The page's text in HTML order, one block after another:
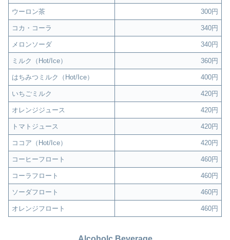
ウーロン茶 300円
コカ・コーラ 340円
メロンソーダ 340円
ミルク（Hot/Ice） 360円
はちみつミルク（Hot/Ice） 400円
いちごミルク 420円
オレンジジュース 420円
トマトジュース 420円
ココア（Hot/Ice） 420円
コーヒーフロート 460円
コーラフロート 460円
ソーダフロート 460円
オレンジフロート 460円